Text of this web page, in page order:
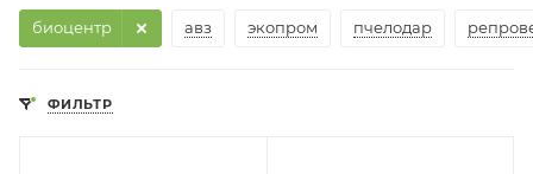
авз экопром пчелодар
биоцентр
ФИЛЬТР